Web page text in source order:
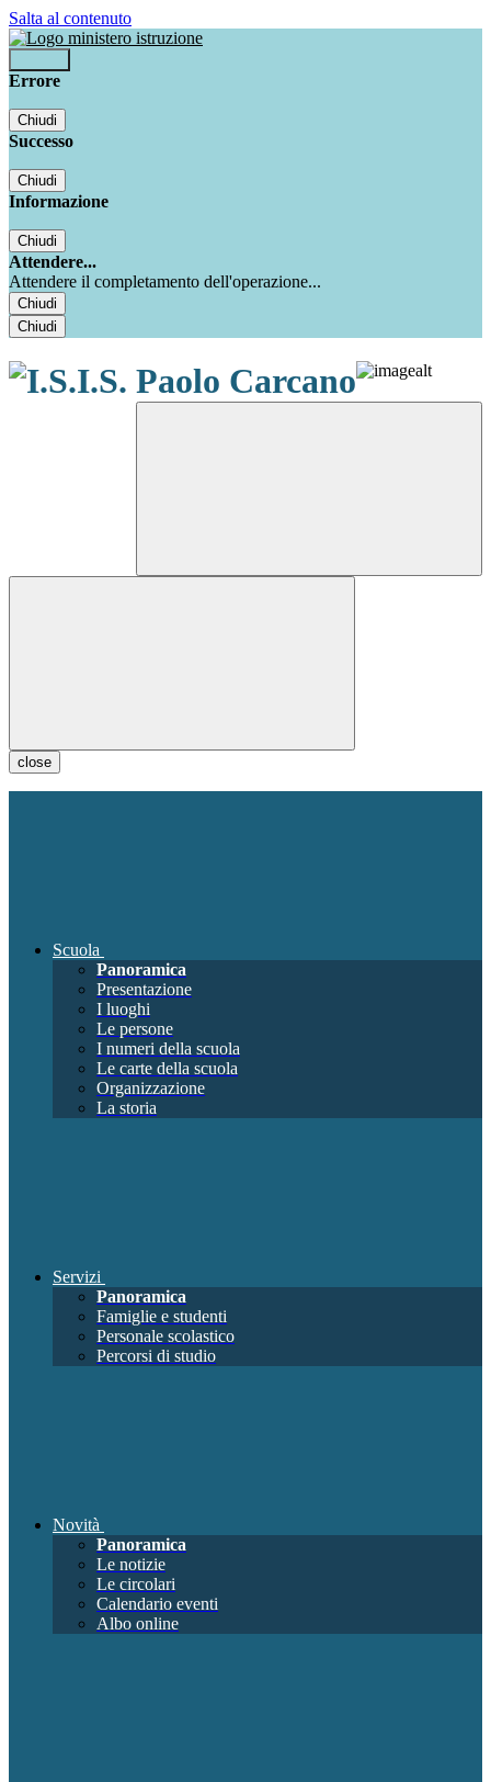
Salta al contenuto
Errore
Chiudi
Successo
Chiudi
Informazione
Chiudi
Attendere...
Attendere il completamento dell'operazione...
Chiudi
Chiudi
close
Scuola
Panoramica
Presentazione
I luoghi
Le persone
I numeri della scuola
Le carte della scuola
Organizzazione
La storia
Servizi
Panoramica
Famiglie e studenti
Personale scolastico
Percorsi di studio
Novità
Panoramica
Le notizie
Le circolari
Calendario eventi
Albo online